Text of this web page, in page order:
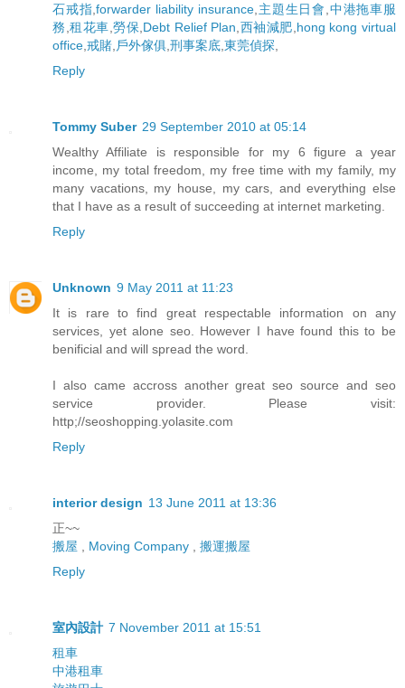
石戒指 ,forwarder liability insurance 主題生日會 中港拖車服
務 租花車 勞保 Debt Relief Plan 西袖減肥 hong kong virtual
office 戒賭 戶外傢俱 刑事案底 東莞偵探
Reply
Tommy Suber 29 September 2010 at 05:14
Wealthy Affiliate is responsible for my 6 figure a year
income, my total freedom, my free time with my family, my
many vacations, my house, my cars, and everything else
that I have as a result of succeeding at internet marketing.
Reply
Unknown 9 May 2011 at 11:23
It is rare to find great respectable information on any
services, yet alone seo. However I have found this to be
benificial and will spread the word.
I also came accross another great seo source and seo
service provider. Please visit:
http;//seoshopping.yolasite.com
Reply
interior design 13 June 2011 at 13:36
正~~
搬屋
Moving Company
搬運搬屋
Reply
室內設計 7 November 2011 at 15:51
租車
中港租車